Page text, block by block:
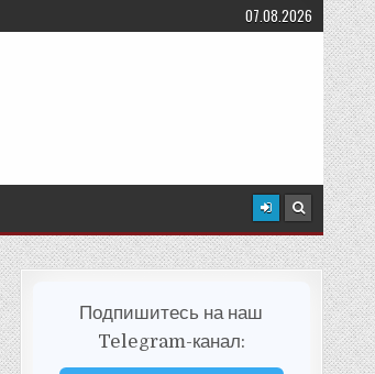
07.08.2026
Подпишитесь на наш
Telegram-канал: